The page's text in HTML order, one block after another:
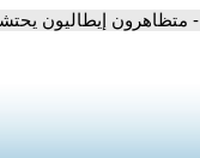
- متظاهرون إيطاليون